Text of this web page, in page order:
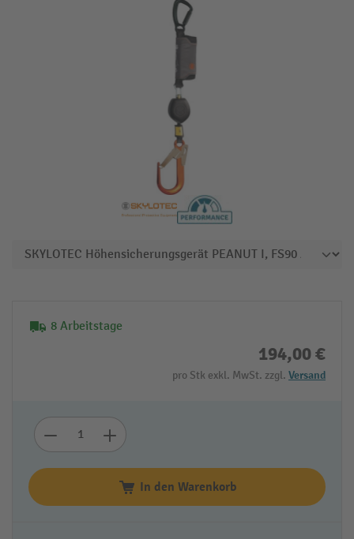
8 Arbeitstage
194,00 €
pro Stk exkl. MwSt. zzgl. Versand
In den Warenkorb